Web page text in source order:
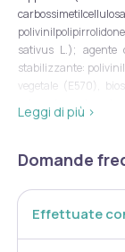
sativus L.); agente
stabilizzante:
vegetale (E570),
colorante:
melatonina;
carminio, indigotina.
Senzaglutinee
Leggi di più ›
Domande
Effettuate